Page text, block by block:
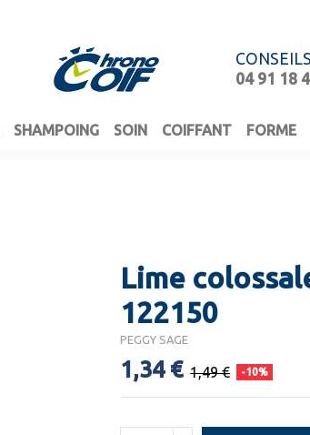
04 91 18
SHAMPOING SOIN COIFFANT FORME
Lime
122150
PEGGY SAGE
1,34 € 1,49 € -10%